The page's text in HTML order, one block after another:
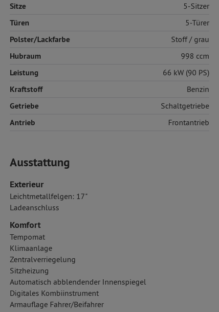
Sitze 5-Sitzer
Türen 5-Türer
Polster/Lackfarbe Stoff/ grau
Hubraum 998 ccm
Leistung 66 kW (90 PS)
Kraftstoff Benzin
Getriebe Schaltgetriebe
Antrieb Frontantrieb
Ausstattung
Exterieur
Leichtmetallfelgen: 17"
Ladeanschluss
Komfort
Tempomat
Klimaanlage
Zentralverriegelung
Sitzheizung
Automatisch abblendender Innenspiegel
Digitales Kombiinstrument
Armauflage Fahrer/Beifahrer